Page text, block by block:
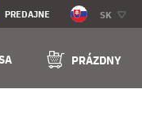
PREDAJNE SK
PRÁZDNY